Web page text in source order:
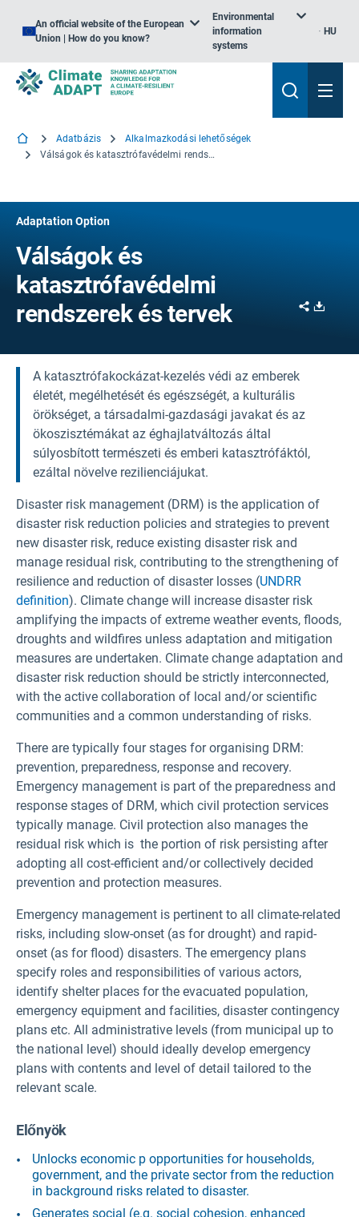
An official website of the European
Union | How do you know?
Environmental
information
systems
HU
Adatbázis
Alkalmazkodási lehetőségek
Válságok és katasztrófavédelmi rendszerek és tervek
Adaptation Option
Válságok és
katasztrófavédelmi
rendszerek és tervek
Share
A katasztrófakockázat-kezelés védi az emberek
életét, megélhetését és egészségét, a kulturális
örökséget, a társadalmi-gazdasági javakat és az
ökoszisztémákat az éghajlatváltozás által
súlyosbított természeti és emberi katasztrófáktól,
ezáltal növelve rezilienciájukat.
Disaster risk management (DRM) is the application of
disaster risk reduction policies and strategies to prevent
new disaster risk, reduce existing disaster risk and
manage residual risk, contributing to the strengthening of
resilience and reduction of disaster losses (UNDRR
definition). Climate change will increase disaster risk
amplifying the impacts of extreme weather events, floods,
droughts and wildfires unless adaptation and mitigation
measures are undertaken. Climate change adaptation and
disaster risk reduction should be strictly interconnected,
with the active collaboration of local and/or scientific
communities and a common understanding of risks.
There are typically four stages for organising DRM:
prevention, preparedness, response and recovery.
Emergency management is part of the preparedness and
response stages of DRM, which civil protection services
typically manage. Civil protection also manages the
residual risk which is the portion of risk persisting after
adopting all cost-efficient and/or collectively decided
prevention and protection measures.
Emergency management is pertinent to all climate-related
risks, including slow-onset (as for drought) and rapid-
onset (as for flood) disasters. The emergency plans
specify roles and responsibilities of various actors,
identify shelter places for the evacuated population,
emergency equipment and facilities, disaster contingency
plans etc. All administrative levels (from municipal up to
the national level) should ideally develop emergency
plans with contents and level of detail tailored to the
relevant scale.
Előnyök
Unlocks economic p opportunities for households,
government, and the private sector from the reduction
in background risks related to disaster.
Generates social (e.g. social cohesion, enhanced